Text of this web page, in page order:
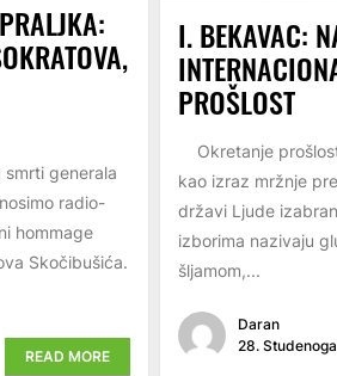
generala
radio-
hommage
Skočibušića.
READ MORE
I. BEKAVAC:
PROŠLOST
Okretanje
kao izraz mržnje
državi Ljude
izborima nazivaju
šljamom,...
Daran
28.